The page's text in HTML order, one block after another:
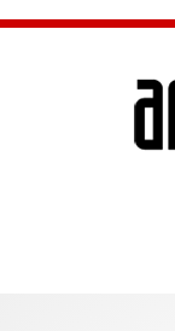
Skip to main